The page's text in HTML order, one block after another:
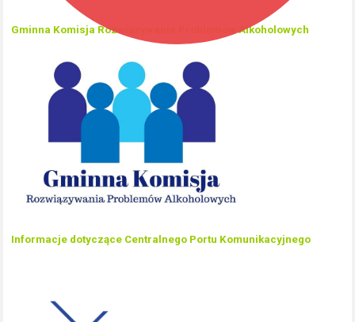
Gminna Komisja Rozwiązywania Problemów Alkoholowych
Informacje dotyczące Centralnego Portu Komunikacyjnego